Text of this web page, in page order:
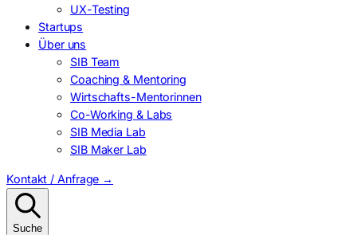
UX-Testing
Startups
Über uns
SIB Team
Coaching & Mentoring
Wirtschafts-Mentorinnen
Co-Working & Labs
SIB Media Lab
SIB Maker Lab
Kontakt / Anfrage →
Suche